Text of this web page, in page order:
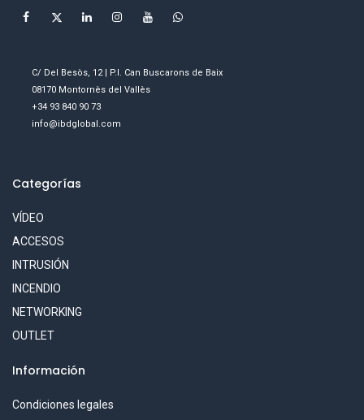
C/ Del Besòs, 12 | P.I. Can Buscarons de Baix
08170 Montornès del Vallès
+34 93 840 90 73
info@ibdglobal.com
Categorías
VÍDEO
ACCESOS
INTRUSIÓN
INCENDIO
NETWORKING
OUTLET
Información
Condiciones legales